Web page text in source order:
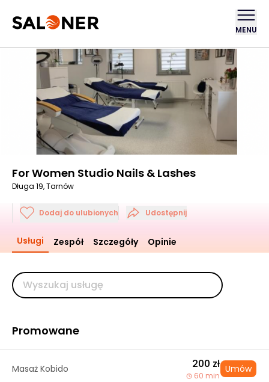
MENU
For Women Studio Nails & Lashes
Długa 19, Tarnów
Dodaj do ulubionych Udostępnij
Usługi Zespół Szczegóły Opinie
Promowane
Masaż Kobido 200 zł
60 min
Umów